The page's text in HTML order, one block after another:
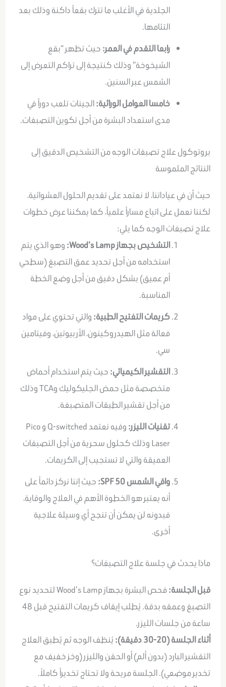
الجلدية في الأغلب ما تترك بقعاً داكنة وذلك بعد
التئامها.
رابعا التقدم في العمر: حيث تظهر “بقع
الشيخوخة” وذلك كنتيجة إلى تراكم التعرض إلى
الشمس عبر السنين.
خامسا العوامل الوراثية:الجينات تلعب دوراً في
مدى استعداد البشرة من أجل تكوين التصبغات.
بروتوكول علاج تصبغات الوجه من التشخيص الدقيق إلى
النتائج الملموسة
حيث أن في عياداتنا، لا نعتمد على تقديم الحلول العشوائية،
لكننا نعمل على اتباع مساراً علمياً، كما يمكننا عرض خطوات
علاج تصبغات الوجه كما يلي:
التشخيص بجهاز Wood’s Lamp:
وهو الذي يتم
استخدامه من أجل تحديد عمق التصبغ (سطحي
أم عميق) بشكل دقيق من أجل وضع الخطة
المناسبة.
كريمات التفتيح الطبية: والتي تحتوي على مواد
فعالة مثل الهيدروكينون، الأربيوتين، وفيتامين
سي.
التقشير الكيميائي: حيث يتم استخدام أحماض
متخصصة مثل حمض الجليكوليك وTCA وذلك
من أجل تقشير الطبقات المتصبغة.
تقنيات الليزر: وفيه نعتمدQ-switched وPico
Laser وذلك كحلول سحرية من أجل التصبغات
العميقة والتي لا تستجيب إلى الكريمات.
واقي الشمس SPF 50:
حيث إننا نركز دائماً على
أنه يعتبر هو الخطوة الأهم في العلاج والوقاية،
فبدونه لن يمكن أن تنجح أي وسيلة علاجية
أخرى.
ماذا يحدث في جلسة علاج التصبغات؟
قبل الجلسة:
فحص البشرة بجهاز Wood’s Lamp لتحديد نوع
التصبغ وعمقه بدقة. يُطلب إيقاف كريمات التفتيح قبل 48
ساعة من جلسات الليزر.
أثناء الجلسة (20-30 دقيقة):
يُنظف الوجه ثم يُطبق العلاج
التقشير البارد (بدون ألم) أو الحقن والليزر (وخز خفيف مع
تخدير موضعي). الجلسة مريحة ولا تحتاج تخديراً كاملاً.